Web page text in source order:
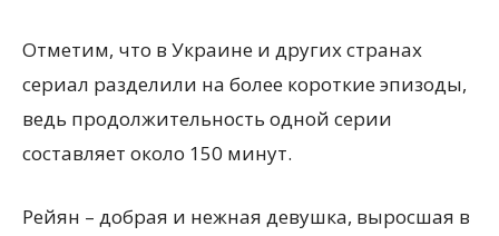
Отметим, что в Украине и других странах
сериал разделили на более короткие эпизоды,
ведь продолжительность одной серии
составляет около 150 минут.
Рейян – добрая и нежная девушка, выросшая в